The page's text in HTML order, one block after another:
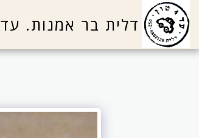
דלית בר אמנות. עד 4 טון